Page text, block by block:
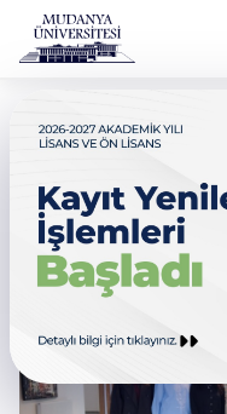
2209-A
Başarı